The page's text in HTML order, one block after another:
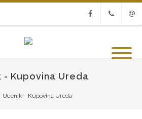
- Kupovina Ureda
Ucenik - Kupovina Ureda